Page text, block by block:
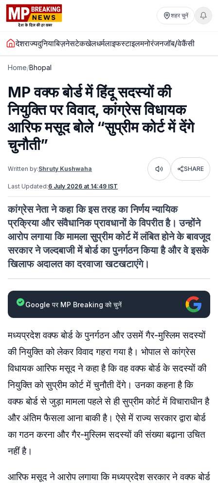
शहर चुनें
देशराज्यदुनियाबिज़नेसटेकखेलधर्मलाइफस्टाइलमनोरंजनजॉब/वेकैंसी
Home/Bhopal
MP वक्फ बोर्ड में हिंदू सदस्यों की
नियुक्ति पर विवाद, कांग्रेस विधायक
आरिफ मसूद बोले “सुप्रीम कोर्ट में देंगे
चुनौती”
Written by:Shruty Kushwaha Listen SHARE
Last Updated:6 July 2026 at 14:49 IST
कांग्रेस नेता ने कहा कि इस तरह का निर्णय न्यायिक
प्रक्रिया और संवैधानिक प्रावधानों के विपरीत है। उन्होंने
आरोप लगाया कि मामला सुप्रीम कोर्ट में लंबित होने के बावजूद
सरकार ने जल्दबाजी में बोर्ड का पुनर्गठन किया है और वे इसके
खिलाफ अदालत का दरवाजा खटखटाएंगे।
Google पर MP Breaking को चुनें
मध्यप्रदेश वक्फ बोर्ड के पुनर्गठन और उसमें गैर-मुस्लिम सदस्यों
की नियुक्ति को लेकर विवाद गहरा गया है। भोपाल से कांग्रेस
विधायक आरिफ मसूद ने कहा है कि वह वक्फ बोर्ड के सदस्यों की
नियुक्ति को सुप्रीम कोर्ट में चुनौती देंगे। उनका कहना है कि
वक्फ बोर्ड से जुड़ा मामला पहले से ही सुप्रीम कोर्ट में विचाराधीन है
और अंतिम फैसला आना बाकी है। ऐसे में राज्य सरकार द्वारा बोर्ड
का गठन करना और गैर-मुस्लिम सदस्यों की संख्या बढ़ाना उचित
नहीं है।
आरिफ मसूद ने आरोप लगाया कि मध्यप्रदेश सरकार ने वक्फ बोर्ड